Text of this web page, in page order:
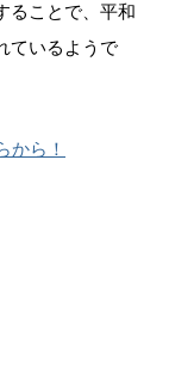
ることで、平和
ているようで
から！